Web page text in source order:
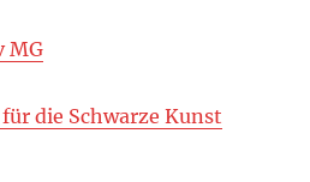
MG
die Schwarze Kunst